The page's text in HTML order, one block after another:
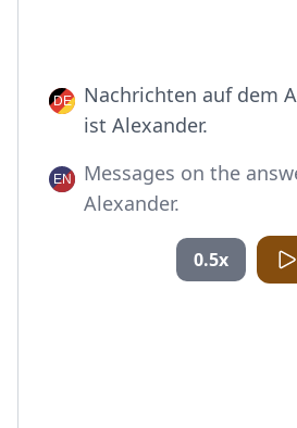
Nachrichten auf dem
ist Alexander.
Messages on the
Alexander.
0.5x